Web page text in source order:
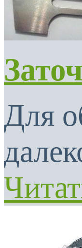
Для